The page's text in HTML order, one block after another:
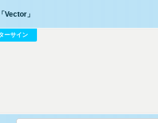
Vector」
ーサイン